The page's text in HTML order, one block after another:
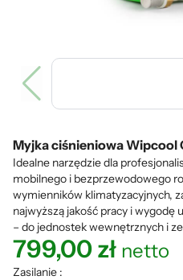
Myjka ciśnieniowa Wipcool
Idealne narzędzie dla
mobilnego i bezprzewodowego
wymienników klimatyzacyjnych,
najwyższą jakość pracy i wygodę
– do jednostek wewnętrznych i
799,00zł netto
Zasilanie :